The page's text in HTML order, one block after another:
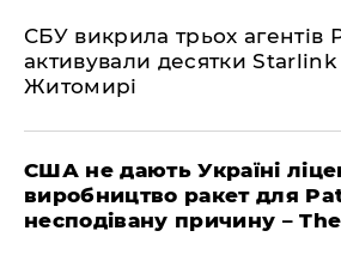
СБУ викрила трьох агентів
активували десятки Starlink
Житомирі
США не дають Україні
виробництво ракет для
несподівану причину –